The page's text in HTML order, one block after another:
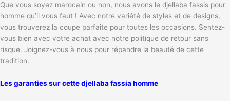
Que vous soyez marocain ou non, nous avons le djellaba fassis pour
homme qu’il vous faut ! Avec notre variété de styles et de designs,
vous trouverez la coupe parfaite pour toutes les occasions. Sentez-
vous bien avec votre achat avec notre politique de retour sans
risque. Joignez-vous à nous pour répandre la beauté de cette
tradition.
Les garanties sur cette djellaba fassia homme